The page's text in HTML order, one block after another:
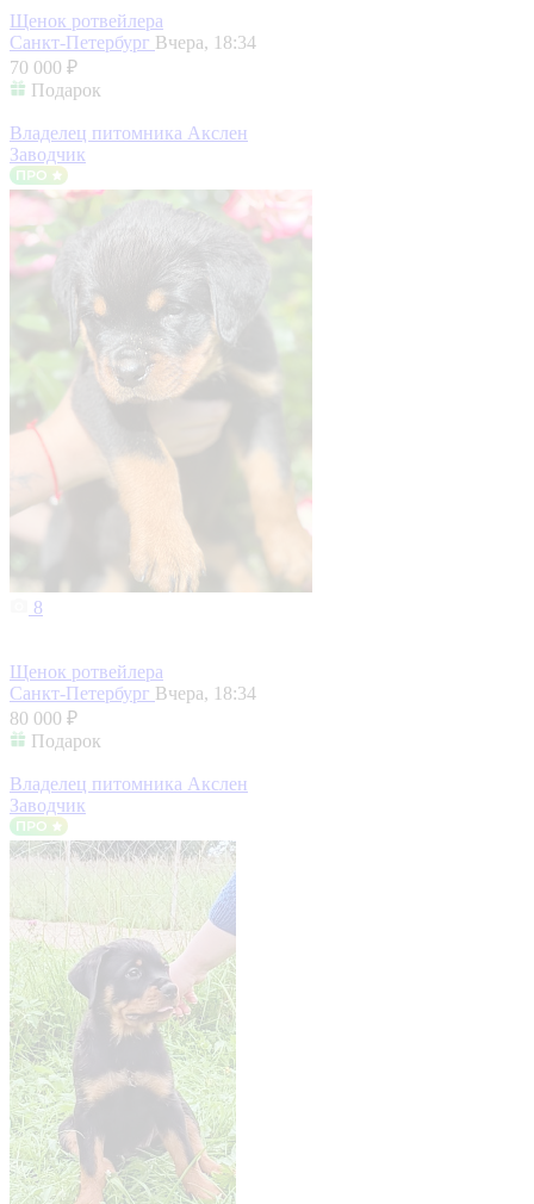
Щенок ротвейлера
Санкт-Петербург Вчера, 18:34
70 000 ₽
Подарок
Владелец питомника Акслен
Заводчик
8
Щенок ротвейлера
Санкт-Петербург Вчера, 18:34
80 000 ₽
Подарок
Владелец питомника Акслен
Заводчик